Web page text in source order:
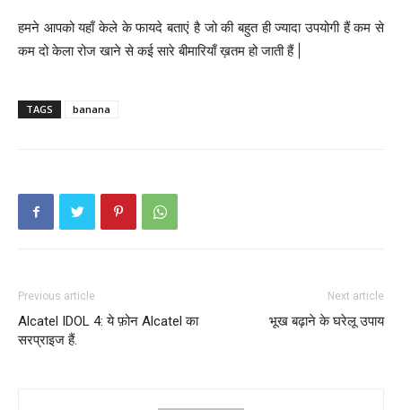
हमने आपको यहाँ केले के फायदे बताएं है जो की बहुत ही ज्यादा उपयोगी हैं कम से
कम दो केला रोज खाने से कई सारे बीमारियाँ ख़तम हो जाती हैं |
TAGS banana
Previous article
Alcatel IDOL 4: ये फ़ोन Alcatel का
सरप्राइज हैं.
Next article
भूख बढ़ाने के घरेलू उपाय